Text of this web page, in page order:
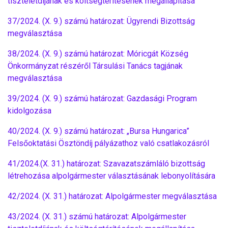
37/2024. (X. 9.) számú határozat: Ügyrendi Bizottság
megválasztása
38/2024. (X. 9.) számú határozat: Móricgát Község
Önkormányzat részéről Társulási Tanács tagjának
megválasztása
39/2024. (X. 9.) számú határozat: Gazdasági Program
kidolgozása
40/2024. (X. 9.) számú határozat: „Bursa Hungarica”
Felsőoktatási Ösztöndíj pályázathoz való csatlakozásról
41/2024.(X. 31.) határozat: Szavazatszámláló bizottság
létrehozása alpolgármester választásának lebonyolítására
42/2024. (X. 31.) határozat: Alpolgármester megválasztása
43/2024. (X. 31.) számú határozat: Alpolgármester